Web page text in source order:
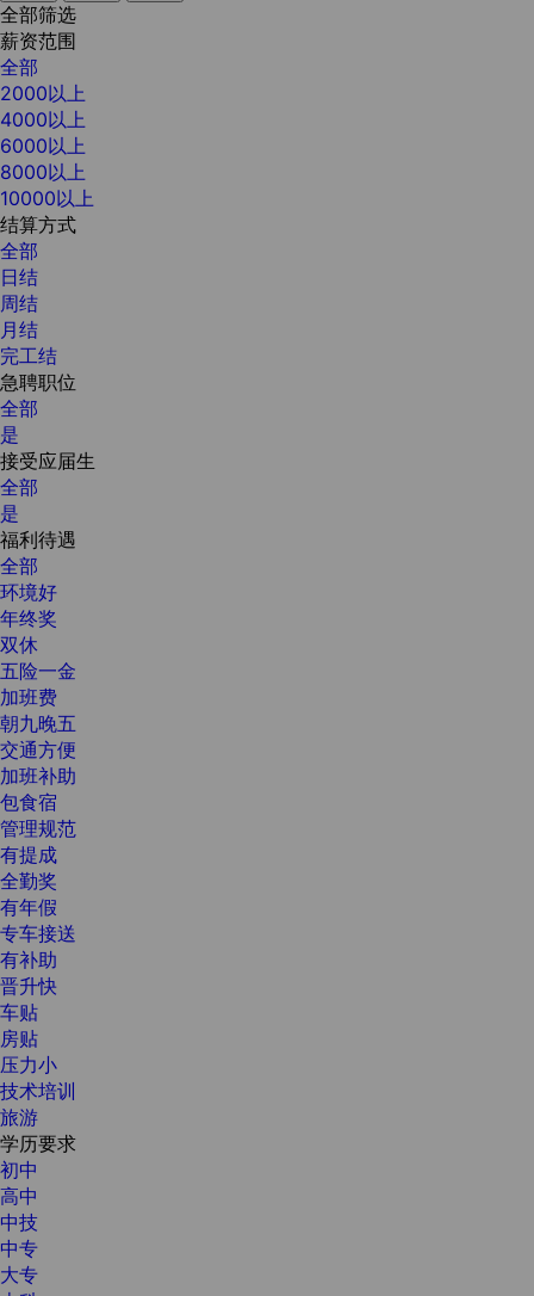
全部筛选
薪资范围
全部
2000以上
4000以上
6000以上
8000以上
10000以上
结算方式
全部
日结
周结
月结
完工结
急聘职位
全部
是
接受应届生
全部
是
福利待遇
全部
环境好
年终奖
双休
五险一金
加班费
朝九晚五
交通方便
加班补助
包食宿
管理规范
有提成
全勤奖
有年假
专车接送
有补助
晋升快
车贴
房贴
压力小
技术培训
旅游
学历要求
初中
高中
中技
中专
大专